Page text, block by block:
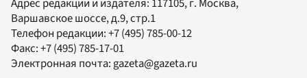
Варшавское шоссе, д.9, стр.1
Телефон редакции:+7 (495) 785-00-12
Факс:+7 (495) 785-17-01
Электронная почта: gazeta@gazeta.ru